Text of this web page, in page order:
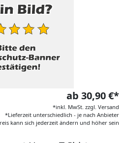
ab 30,90 €*
*inkl. MwSt. zzgl. Versand
*Lieferzeit unterschiedlich - je nach Anbieter
kann sich jederzeit ändern und höher sein